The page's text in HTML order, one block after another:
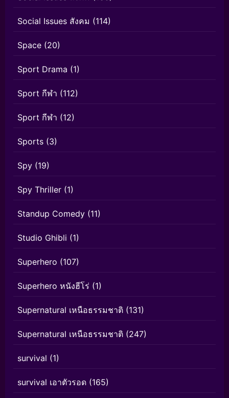
Social Issues สังคม (114)
Space (20)
Sport Drama (1)
Sport กีฬา (112)
Sport กีฬา (12)
Sports (3)
Spy (19)
Spy Thriller (1)
Standup Comedy (11)
Studio Ghibli (1)
Superhero (107)
Superhero หนังฮีโร่ (1)
Supernatural เหนือธรรมชาติ (131)
Supernatural เหนือธรรมชาติ (247)
survival (1)
survival เอาตัวรอด (165)